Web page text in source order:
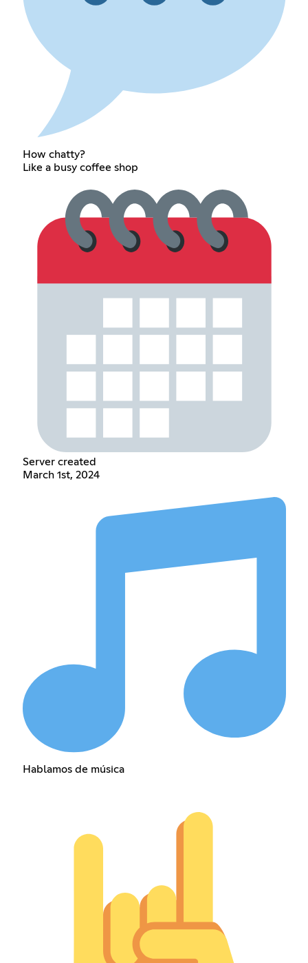
How chatty?
Like a busy coffee shop
Server created
March 1st, 2024
Hablamos de música